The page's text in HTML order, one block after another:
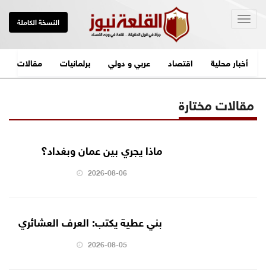
النسخة الكاملة
أخبار محلية اقتصاد عربي و دولي برلمانيات مقالات
مقالات مختارة
ماذا يجري بين عمان وبغداد؟
2026-08-06
بني عطية يكتب: العرف العشائري
2026-08-05